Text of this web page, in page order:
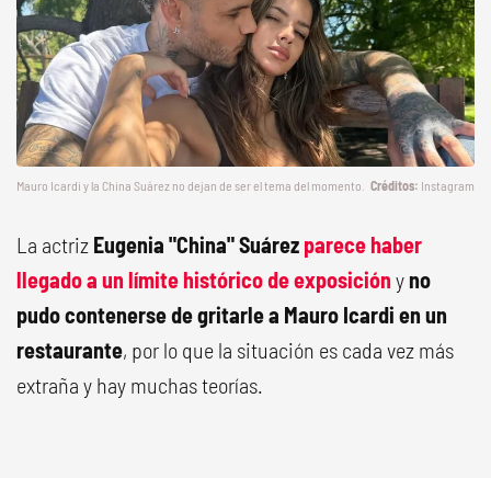
Mauro Icardi y la China Suárez no dejan de ser el tema del momento. Instagram
La actriz Eugenia "China" Suárez parece haber
llegado a un límite histórico de exposición y no
pudo contenerse de gritarle a Mauro Icardi en un
restaurante, por lo que la situación es cada vez más
extraña y hay muchas teorías.